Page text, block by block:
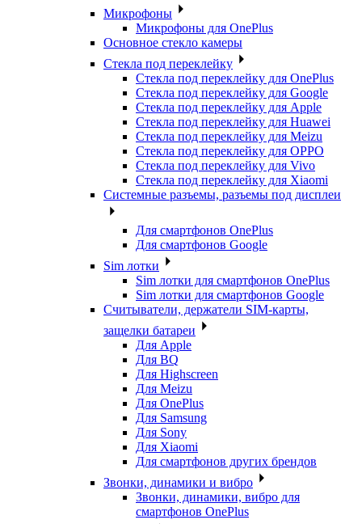
Микрофоны
Микрофоны для OnePlus
Основное стекло камеры
Стекла под переклейку
Стекла под переклейку для OnePlus
Стекла под переклейку для Google
Стекла под переклейку для Apple
Стекла под переклейку для Huawei
Стекла под переклейку для Meizu
Стекла под переклейку для OPPO
Стекла под переклейку для Vivo
Стекла под переклейку для Xiaomi
Системные разъемы, разъемы под дисплеи
Для смартфонов OnePlus
Для смартфонов Google
Sim лотки
Sim лотки для смартфонов OnePlus
Sim лотки для смартфонов Google
Считыватели, держатели SIM-карты,
защелки батареи
Для Apple
Для BQ
Для Highscreen
Для Meizu
Для OnePlus
Для Samsung
Для Sony
Для Xiaomi
Для смартфонов других брендов
Звонки, динамики и вибро
Звонки, динамики, вибро для
смартфонов OnePlus